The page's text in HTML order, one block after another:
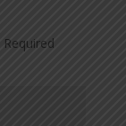
Required